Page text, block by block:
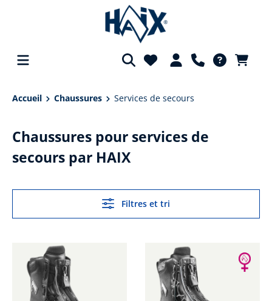
principal
Accueil Chaussures Services de secours
Chaussures pour services de
secours par HAIX
Filtres et tri